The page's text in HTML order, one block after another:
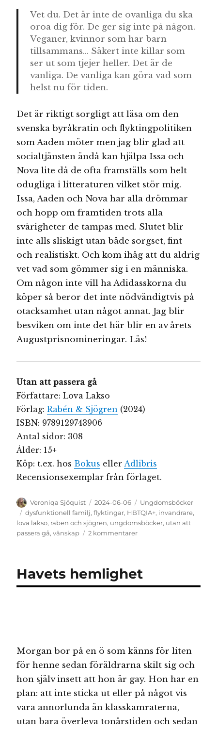
Vet du. Det är inte de ovanliga du ska
oroa dig för. De ger sig inte på någon.
Veganer, kvinnor som har barn
tillsammans… Säkert inte killar som
ser ut som tjejer heller. Det är de
vanliga. De vanliga kan göra vad som
helst nu för tiden.
Det är riktigt sorgligt att läsa om den
svenska byråkratin och flyktingpolitiken
som Aaden möter men jag blir glad att
socialtjänsten ändå kan hjälpa Issa och
Nova lite då de ofta framställs som helt
odugliga i litteraturen vilket stör mig.
Issa, Aaden och Nova har alla drömmar
och hopp om framtiden trots alla
svårigheter de tampas med. Slutet blir
inte alls sliskigt utan både sorgset, fint
och realistiskt. Och kom ihåg att du aldrig
vet vad som gömmer sig i en människa.
Om någon inte vill ha Adidasskorna du
köper så beror det inte nödvändigtvis på
otacksamhet utan något annat. Jag blir
besviken om inte det här blir en av årets
Augustprisnomineringar. Läs!
Utan att passera gå
Författare: Lova Lakso
Förlag:Rabén & Sjögren (2024)
ISBN: 9789129743906
Antal sidor: 308
Ålder: 15+
Köp: t.ex. hos Bokus ellerAdlibris
Recensionsexemplar från förlaget.
Författare
Veroniqa Sjöquist
Publicerat
den
2024-06-06 Kategorier
Ungdomsböcker
Etiketter
dysfunktionell familj,flyktingar, HBTQIA+, invandrare,
lova lakso, raben och sjögren, ungdomsböcker, utan att
passera gå,vänskap 2 kommentarertill
gå
Havets hemlighet
Morgan bor på en ö som känns för liten
för henne sedan föräldrarna skilt sig och
hon själv insett att hon är gay. Hon har en
plan: att inte sticka ut eller på något vis
vara annorlunda än klasskamraterna,
utan bara överleva tonårstiden och sedan